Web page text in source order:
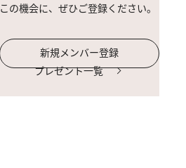
この機会に、ぜひご登録ください。
新規メンバー登録
プレゼント一覧